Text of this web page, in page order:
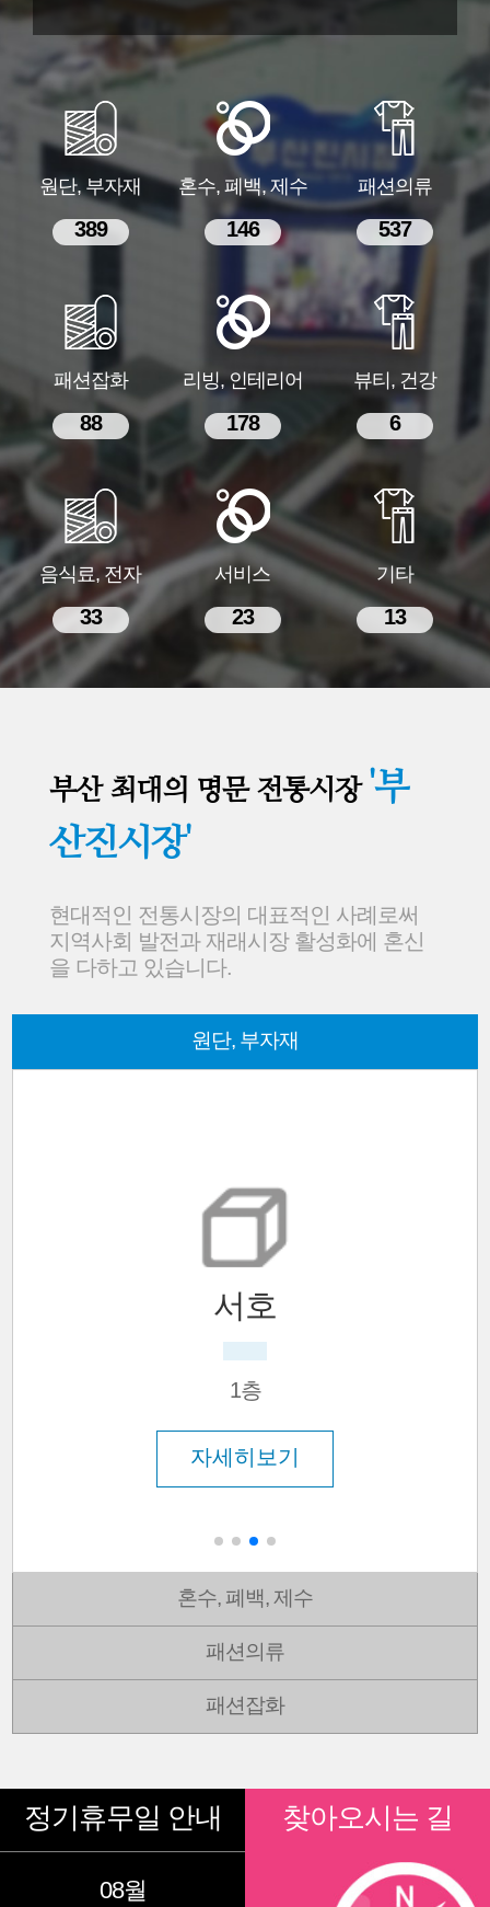
원단, 부자재
389
혼수, 폐백, 제수
146
패션의류
537
패션잡화
88
리빙, 인테리어
178
뷰티, 건강
6
음식료, 전자
33
서비스
23
기타
13
부산 최대의 명문 전통시장 '부
산진시장'
현대적인 전통시장의 대표적인 사례로써
지역사회 발전과 재래시장 활성화에 혼신
을 다하고 있습니다.
원단, 부자재
서호
1층
자세히보기
혼수, 폐백, 제수
패션의류
패션잡화
정기휴무일 안내
08월
찾아오시는 길